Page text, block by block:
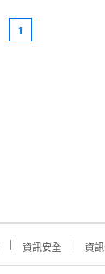
1
資訊安全 資